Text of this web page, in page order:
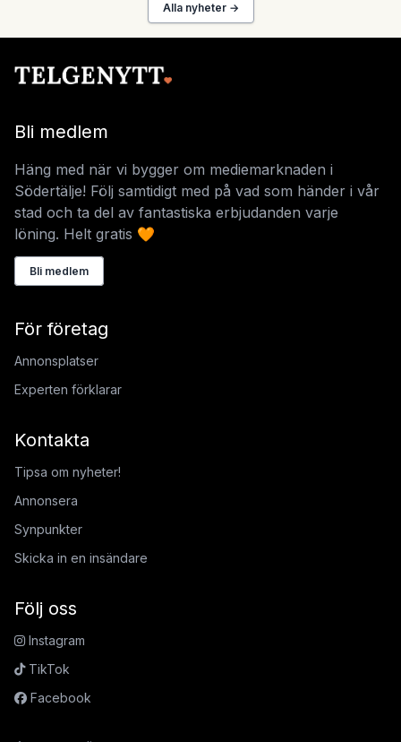
Alla nyheter →
Bli medlem
Häng med när vi bygger om mediemarknaden i
Södertälje! Följ samtidigt med på vad som händer i vår
stad och ta del av fantastiska erbjudanden varje
löning. Helt gratis 🧡
Bli medlem
För företag
Annonsplatser
Experten förklarar
Kontakta
Tipsa om nyheter!
Annonsera
Synpunkter
Skicka in en insändare
Följ oss
Instagram
TikTok
Facebook